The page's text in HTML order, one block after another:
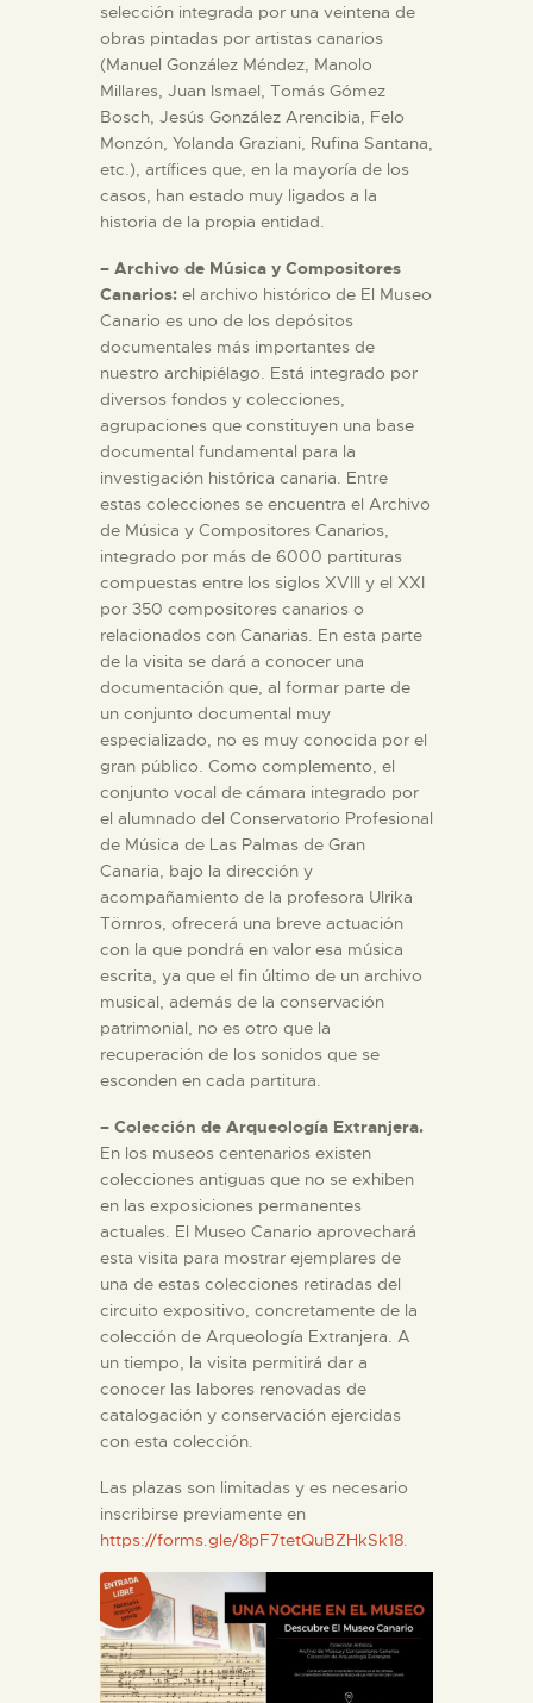
selección integrada por una veintena de
obras pintadas por artistas canarios
(Manuel González Méndez, Manolo
Millares, Juan Ismael, Tomás Gómez
Bosch, Jesús González Arencibia, Felo
Monzón, Yolanda Graziani, Rufina Santana,
etc.), artífices que, en la mayoría de los
casos, han estado muy ligados a la
historia de la propia entidad.
– Archivo de Música y Compositores
Canarios: el archivo histórico de El Museo
Canario es uno de los depósitos
documentales más importantes de
nuestro archipiélago. Está integrado por
diversos fondos y colecciones,
agrupaciones que constituyen una base
documental fundamental para la
investigación histórica canaria. Entre
estas colecciones se encuentra el Archivo
de Música y Compositores Canarios,
integrado por más de 6000 partituras
compuestas entre los siglos XVIII y el XXI
por 350 compositores canarios o
relacionados con Canarias. En esta parte
de la visita se dará a conocer una
documentación que, al formar parte de
un conjunto documental muy
especializado, no es muy conocida por el
gran público. Como complemento, el
conjunto vocal de cámara integrado por
el alumnado del Conservatorio Profesional
de Música de Las Palmas de Gran
Canaria, bajo la dirección y
acompañamiento de la profesora Ulrika
Törnros, ofrecerá una breve actuación
con la que pondrá en valor esa música
escrita, ya que el fin último de un archivo
musical, además de la conservación
patrimonial, no es otro que la
recuperación de los sonidos que se
esconden en cada partitura.
– Colección de Arqueología Extranjera.
En los museos centenarios existen
colecciones antiguas que no se exhiben
en las exposiciones permanentes
actuales. El Museo Canario aprovechará
esta visita para mostrar ejemplares de
una de estas colecciones retiradas del
circuito expositivo, concretamente de la
colección de Arqueología Extranjera. A
un tiempo, la visita permitirá dar a
conocer las labores renovadas de
catalogación y conservación ejercidas
con esta colección.
Las plazas son limitadas y es necesario
inscribirse previamente en
https://forms.gle/8pF7tetQuBZHkSk18